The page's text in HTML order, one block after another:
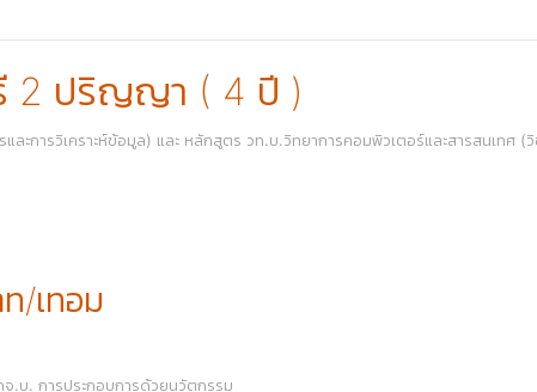
2 ปริญญา ( 4 ปี )
การวิเคราะห์ข้อมูล) และ หลักสูตร วท.บ.วิทยาการคอมพิวเตอร์และสารสนเทศ (
/เทอม
.บ. การประกอบการด้วยนวัตกรรม